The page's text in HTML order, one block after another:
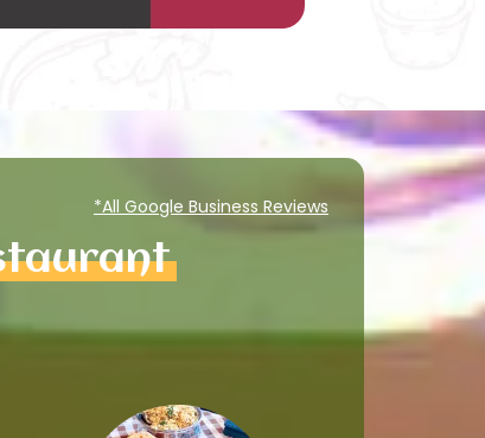
*All Google Business Reviews